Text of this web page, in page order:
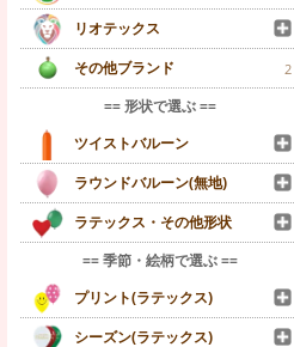
リオテックス
その他ブランド
2
== 形状で選ぶ ==
ツイストバルーン
ラウンドバルーン(無地)
ラテックス・その他形状
== 季節・絵柄で選ぶ ==
プリント(ラテックス)
シーズン(ラテックス)